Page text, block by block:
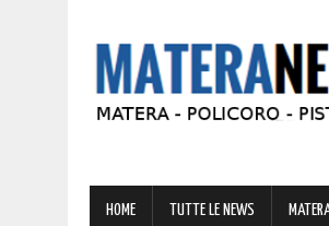
HOME TUTTE LE NEWS